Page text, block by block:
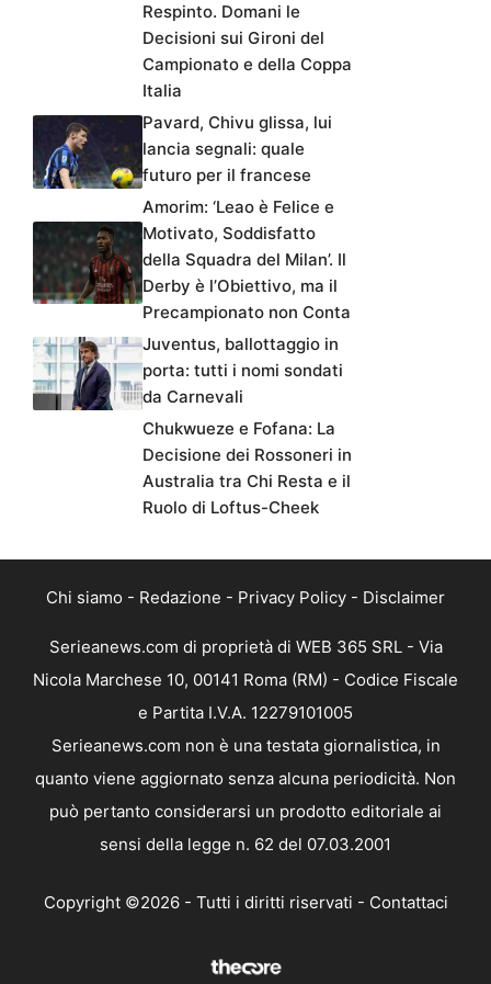
Respinto. Domani le
Decisioni sui Gironi del
Campionato e della Coppa
Italia
Pavard, Chivu glissa, lui
lancia segnali: quale
futuro per il francese
Amorim: ‘Leao è Felice e
Motivato, Soddisfatto
della Squadra del Milan’. Il
Derby è l’Obiettivo, ma il
Precampionato non Conta
Juventus, ballottaggio in
porta: tutti i nomi sondati
da Carnevali
Chukwueze e Fofana: La
Decisione dei Rossoneri in
Australia tra Chi Resta e il
Ruolo di Loftus-Cheek
Chi siamo - Redazione - Privacy Policy - Disclaimer
Serieanews.com di proprietà di WEB 365 SRL - Via
Nicola Marchese 10, 00141 Roma (RM) - Codice Fiscale
e Partita I.V.A. 12279101005
Serieanews.com non è una testata giornalistica, in
quanto viene aggiornato senza alcuna periodicità. Non
può pertanto considerarsi un prodotto editoriale ai
sensi della legge n. 62 del 07.03.2001
Copyright ©2026 - Tutti i diritti riservati - Contattaci